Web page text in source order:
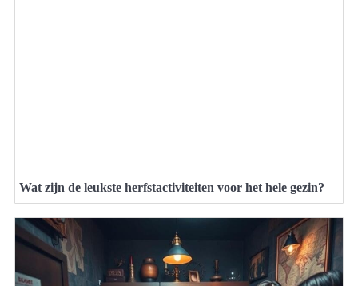
Wat zijn de leukste herfstactiviteiten voor het hele gezin?